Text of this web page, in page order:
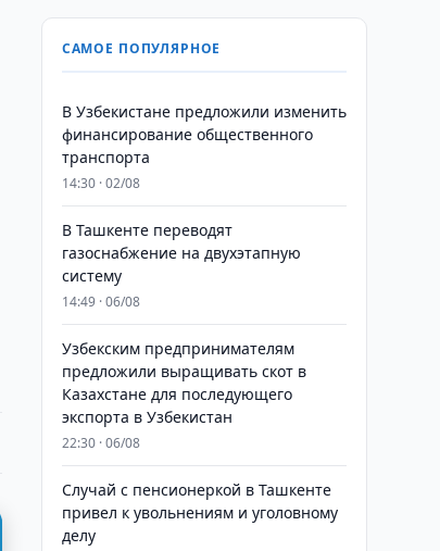
САМОЕ ПОПУЛЯРНОЕ
В Узбекистане предложили изменить
финансирование общественного
транспорта
14:30 · 02/08
В Ташкенте переводят
газоснабжение на двухэтапную
систему
14:49 · 06/08
Узбекским предпринимателям
предложили выращивать скот в
Казахстане для последующего
экспорта в Узбекистан
22:30 · 06/08
Случай с пенсионеркой в Ташкенте
привел к увольнениям и уголовному
делу